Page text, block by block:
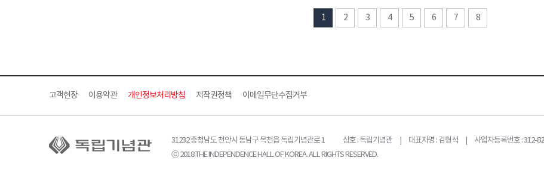
1 2 3 4 5 6 7 8
고객헌장 이용약관 개인정보처리방침 저작권정책 이메일무단수집거부
31232 충청남도 천안시 동남구 목천읍 독립기념관로 1
상호 : 독립기념관 | 대표자명 : 김형석 | 사업자등록번호 : 312-
ⓒ 2018 THE INDEPENDENCE HALL OF KOREA. ALL RIGHTS RESERVED.